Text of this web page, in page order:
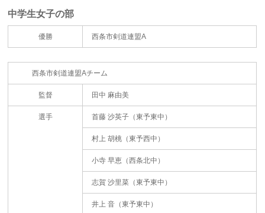
中学生女子の部
優勝 西条市剣道連盟A
西条市剣道連盟Aチーム
監督 田中 麻由美
選手 首藤 沙英子（東予東中）
村上 胡桃（東予西中）
小寺 早恵（西条北中）
志賀 沙里菜（東予東中）
井上 音（東予東中）